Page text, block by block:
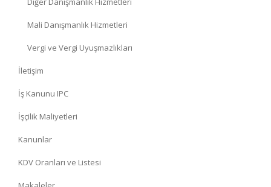
Mali Danışmanlık Hizmetleri
Vergi ve Vergi Uyuşmazlıkları
İletişim
İş Kanunu IPC
İşçilik Maliyetleri
Kanunlar
KDV Oranları ve Listesi